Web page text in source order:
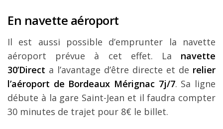
En navette aéroport
Il est aussi possible d’emprunter la navette
aéroport prévue à cet effet. La navette
30’Direct a l’avantage d’être directe et de relier
l’aéroport de Bordeaux Mérignac 7j/7. Sa ligne
débute à la gare Saint-Jean et il faudra compter
30 minutes de trajet pour 8€ le billet.